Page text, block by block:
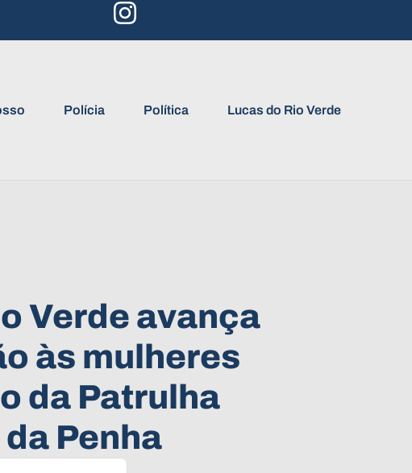
Polícia Política Lucas do Rio Verde
Verde avança
às mulheres
da Patrulha
Penha